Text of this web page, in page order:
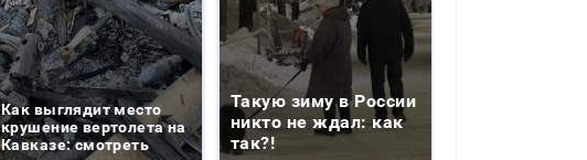
Как выглядит место
крушение вертолета на
Кавказе: смотреть
Такую зиму в России
никто не ждал: как
так?!